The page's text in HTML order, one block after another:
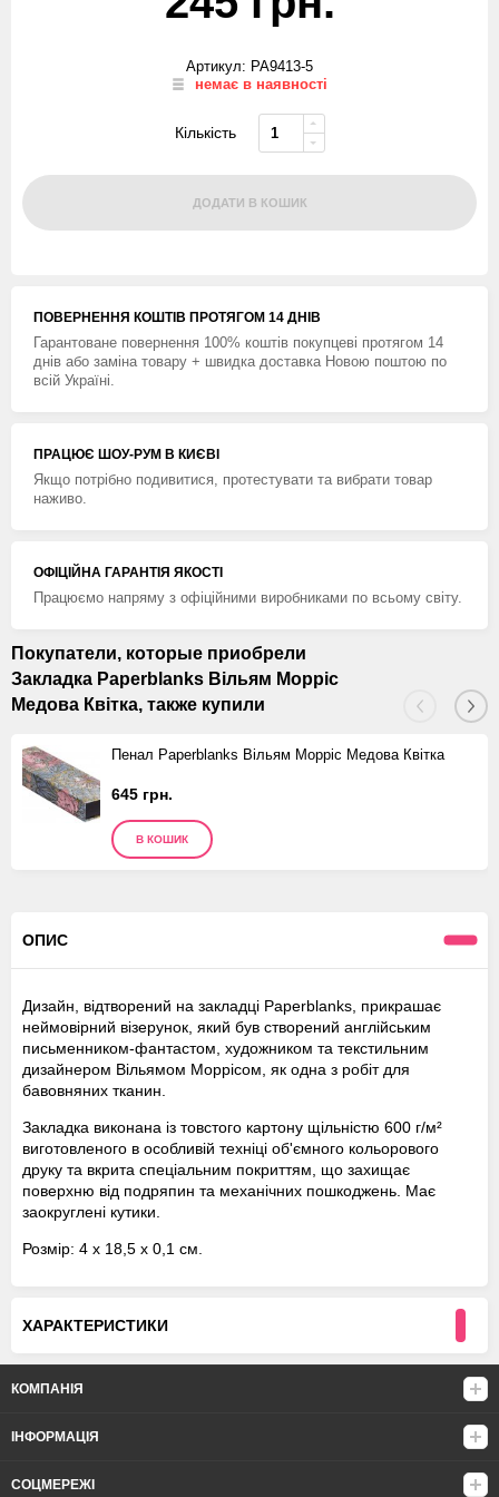
Артикул: PA9413-5
немає в наявності
Кількість
ДОДАТИ В КОШИК
ПОВЕРНЕННЯ КОШТIВ ПРОТЯГОМ 14 ДНIВ
Гарантоване повернення 100% коштів покупцеві протягом 14
днів або заміна товару + швидка доставка Новою поштою по
всій Україні.
ПРАЦЮЄ ШОУ-РУМ В КИЄВІ
Якщо потрібно подивитися, протестувати та вибрати товар
наживо.
ОФІЦІЙНА ГАРАНТІЯ ЯКОСТІ
Працюємо напряму з офіційними виробниками по всьому світу.
Покупатели, которые приобрели
Закладка Paperblanks Вільям Морріс
Медова Квітка, также купили
Пенал Paperblanks Вільям Морріс Медова Квітка
645 грн.
В КОШИК
ОПИС
Дизайн, відтворений на закладці Paperblanks, прикрашає
неймовірний візерунок, який був створений англійським
письменником-фантастом, художником та текстильним
дизайнером Вільямом Моррісом, як одна з робіт для
бавовняних тканин.
Закладка виконана із товстого картону щільністю 600 г/м²
виготовленого в особливій техніці об'ємного кольорового
друку та вкрита спеціальним покриттям, що захищає
поверхню від подряпин та механічних пошкоджень. Має
заокруглені кутики.
Розмір: 4 х 18,5 х 0,1 см.
ХАРАКТЕРИСТИКИ
КОМПАНІЯ
ІНФОРМАЦІЯ
СОЦМЕРЕЖІ